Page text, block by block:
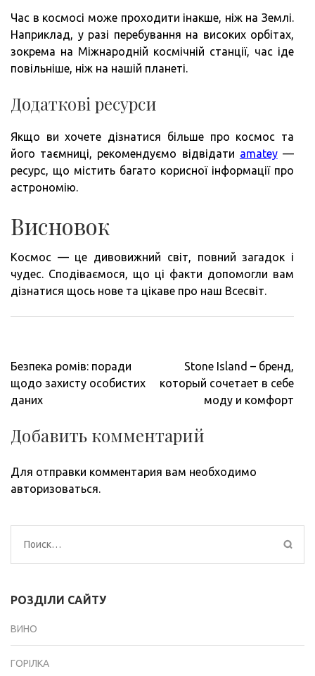
Час в космосі може проходити інакше, ніж на Землі.
Наприклад, у разі перебування на високих орбітах,
зокрема на Міжнародній космічній станції, час іде
повільніше, ніж на нашій планеті.
Додаткові ресурси
Якщо ви хочете дізнатися більше про космос та
його таємниці, рекомендуємо відвідати amatey—
ресурс, що містить багато корисної інформації про
астрономію.
Висновок
Космос — це дивовижний світ, повний загадок і
чудес. Сподіваємося, що ці факти допомогли вам
дізнатися щось нове та цікаве про наш Всесвіт.
Навигация
по
записям
Безпека ромів: поради
щодо захисту особистих
даних
Stone Island – бренд,
который сочетает в себе
моду и комфорт
Добавить комментарий
Для отправки комментария вам необходимо
авторизоваться.
Найти:
РОЗДІЛИ САЙТУ
ВИНО
ГОРІЛКА